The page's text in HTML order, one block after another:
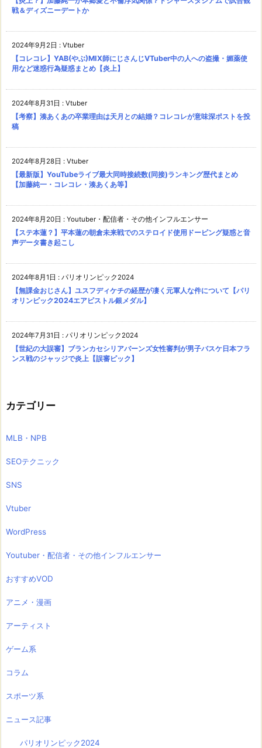
戦＆ディズニーデートか
2024年9月2日 : Vtuber
【コレコレ】YAB(やぶ)MIX師にじさんじVTuber中の人への盗撮・媚薬使
用など迷惑行為疑惑まとめ【炎上】
2024年8月31日 : Vtuber
【考察】湊あくあの卒業理由は天月との結婚？コレコレが意味深ポストを投
稿
2024年8月28日 : Vtuber
【最新版】YouTubeライブ最大同時接続数(同接)ランキング歴代まとめ
【加藤純一・コレコレ・湊あくあ等】
2024年8月20日 : Youtuber・配信者・その他インフルエンサー
【ステ本蓮？】平本蓮の朝倉未来戦でのステロイド使用ドーピング疑惑と音
声データ書き起こし
2024年8月1日 : パリオリンピック2024
【無課金おじさん】ユスフディケチの経歴が凄く元軍人な件について【パリ
オリンピック2024エアピストル銀メダル】
2024年7月31日 : パリオリンピック2024
【世紀の大誤審】ブランカセシリアバーンズ女性審判が男子バスケ日本フラ
ンス戦のジャッジで炎上【誤審ピック】
カテゴリー
MLB・NPB
SEOテクニック
SNS
Vtuber
WordPress
Youtuber・配信者・その他インフルエンサー
おすすめVOD
アニメ・漫画
アーティスト
ゲーム系
コラム
スポーツ系
ニュース記事
パリオリンピック2024